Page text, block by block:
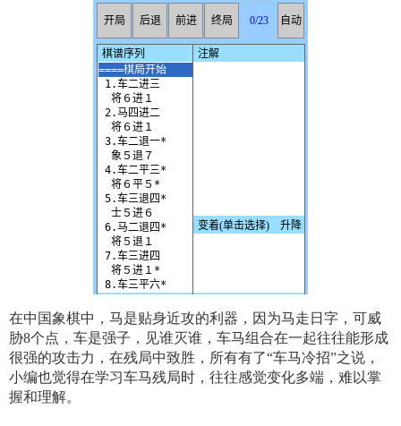
在中国象棋中，马是贴身近攻的利器，因为马走日字，可威
胁8个点，车是强子，见谁灭谁，车马组合在一起往往能形成
很强的攻击力，在残局中致胜，所有有了“车马冷招”之说，
小编也觉得在学习车马残局时，往往感觉变化多端，难以掌
握和理解。